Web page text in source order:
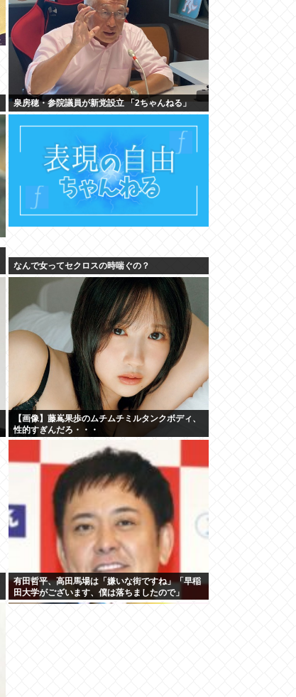
泉房穂・参院議員が新党設立 「2ちゃんねる」
なんで女ってセクロスの時喘ぐの？
【画像】藤嶌果歩のムチムチミルタンクボディ、
性的すぎんだろ・・・
有田哲平、高田馬場は「嫌いな街ですね」「早稲
田大学がございます、僕は落ちましたので」